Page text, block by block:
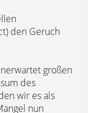
den Geruch
großen
des
wir es als
nun